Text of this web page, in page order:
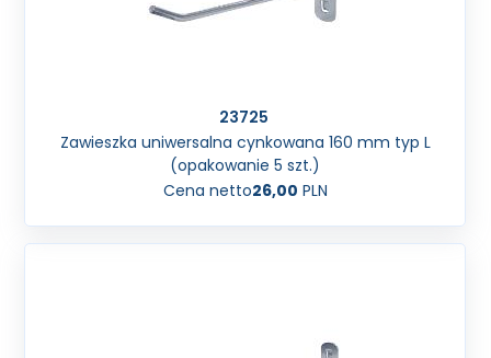
23725
Zawieszka uniwersalna cynkowana 160 mm typ L
(opakowanie 5 szt.)
Cena netto26,00 PLN